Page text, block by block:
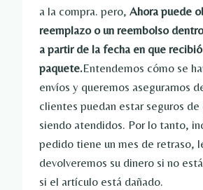
a la compra. pero, Ahora puede
reemplazo o un reembolso
a partir de la fecha en que
paquete.Entendemos cómo se
envíos y queremos asegurarnos
clientes puedan estar seguros de
siendo atendidos. Por lo tanto,
pedido tiene un mes de retraso,
devolveremos su dinero si no
si el artículo está dañado.